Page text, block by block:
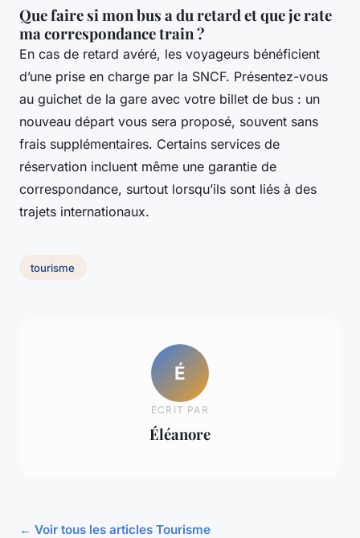
Que faire si mon bus a du retard et que je rate
ma correspondance train ?
En cas de retard avéré, les voyageurs bénéficient
d’une prise en charge par la SNCF. Présentez-vous
au guichet de la gare avec votre billet de bus : un
nouveau départ vous sera proposé, souvent sans
frais supplémentaires. Certains services de
réservation incluent même une garantie de
correspondance, surtout lorsqu’ils sont liés à des
trajets internationaux.
tourisme
É
ECRIT PAR
Éléanore
← Voir tous les articles Tourisme